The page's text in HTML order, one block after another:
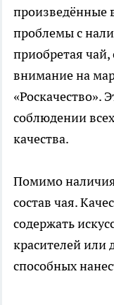
произведённые
проблемы с
приобретая
внимание на
«Роскачество».
соблюдении
качества.
Помимо
состав чая.
содержать
красителей или
способных